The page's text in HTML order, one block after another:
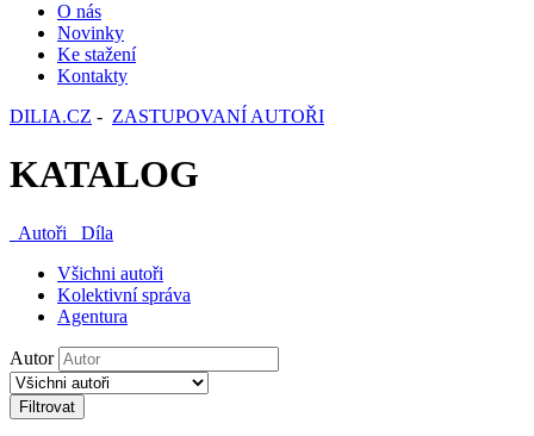
O nás
Novinky
Ke stažení
Kontakty
DILIA.CZ - ZASTUPOVANÍ AUTOŘI
KATALOG
Autoři
Díla
Všichni autoři
Kolektivní správa
Agentura
Autor
Filtrovat